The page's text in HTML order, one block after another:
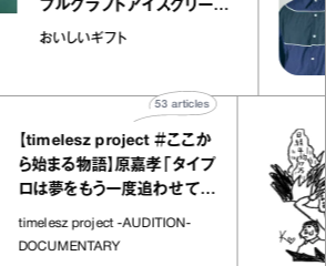
ブルクラフトアイスクリーム
｜真野知子の「おいしいギフ
おいしいギフト
【timelesz project ＃ここか
ら始まる物語】原嘉孝「タイプ
ロは夢をもう一度追わせてく
れた場所」
timelesz project -AUDITION-
DOCUMENTARY
articles